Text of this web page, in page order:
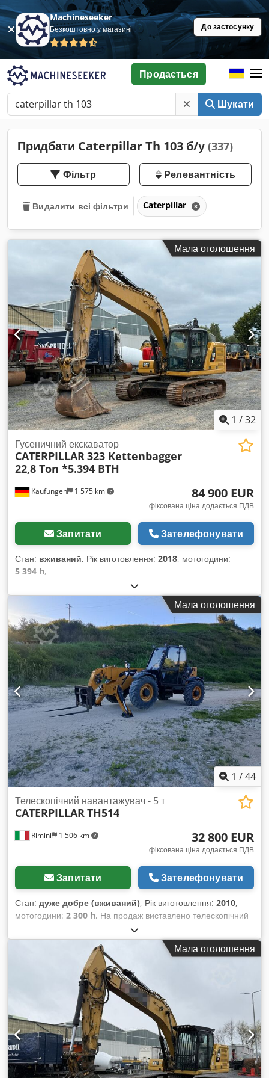
Machineseeker
Безкоштовно у магазині До застосунку
Шукати
Продається
Придбати Caterpillar Th 103 б/у (337)
Фільтр Релевантність
Видалити всі фільтри Caterpillar
Мала оголошення
1 /32
Kaufungen 1 575 km
Гусеничний екскаватор
CATERPILLAR323 Kettenbagger
22,8 Ton *5.394 BTH
84 900 EUR
фіксована ціна додається ПДВ
Запитати Зателефонувати
Стан: вживаний, Рік виготовлення: 2018, мотогодини:
5 394 h,
Мала оголошення
1 /44
Rimini 1 506 km
Телескопічний навантажувач - 5 т
CATERPILLAR TH514
32 800 EUR
фіксована ціна додається ПДВ
Запитати Зателефонувати
Стан: дуже добре (вживаний), Рік виготовлення: 2010,
мотогодини: 2 300 h, На продаж виставлено телескопічний
навантажувач Caterpillar TH514. Відзначається підвищеною
вантажопідйомністю у порівнянні зі стандартними
моделями на 3,5–4 т, що робить його ідеальним для
виконання більш складних завдань. Машина повністю
готова до експлуатації, додаткових інвестицій не потребує.
Основні характеристики: Рік випуску: 2010 Напрацювання:
близько 2300 мотогодин (у процесі використання) Один
власник Двигун: Cat C4.4 DITAAC – 74,5 кВт / близько 101
к.с. Повна маса: 11 180 кг Характеристики продуктивності:
Максимальна вантажопідйомність: 4 990 кг Трансмісія:
PowerShift (4 передачі вперед / 3 назад) 3 режими
рульового керування: рух по діагоналі (крабовий хід),
Мала оголошення